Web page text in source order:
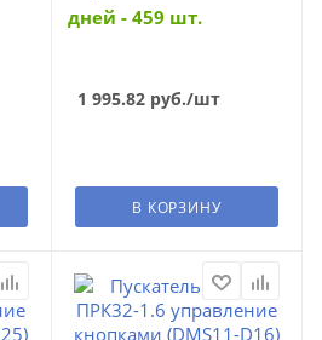
дней - 459 шт.
1 995.82руб./шт
В КОРЗИНУ